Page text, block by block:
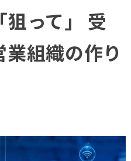
って」 受
組織の作り